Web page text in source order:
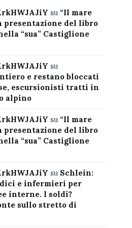
su “Il mare
presentazione del libro
“sua” Castiglione
su
e restano bloccati
escursionisti tratti in
alpino
su “Il mare
presentazione del libro
“sua” Castiglione
su Schlein:
e infermieri per
interne. I soldi?
sullo stretto di